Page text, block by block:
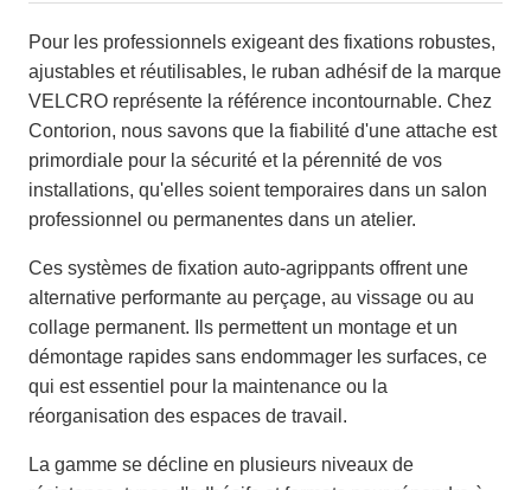
Pour les professionnels exigeant des fixations robustes,
ajustables et réutilisables, le ruban adhésif de la marque
VELCRO représente la référence incontournable. Chez
Contorion, nous savons que la fiabilité d'une attache est
primordiale pour la sécurité et la pérennité de vos
installations, qu'elles soient temporaires dans un salon
professionnel ou permanentes dans un atelier.
Ces systèmes de fixation auto-agrippants offrent une
alternative performante au perçage, au vissage ou au
collage permanent. Ils permettent un montage et un
démontage rapides sans endommager les surfaces, ce
qui est essentiel pour la maintenance ou la
réorganisation des espaces de travail.
La gamme se décline en plusieurs niveaux de